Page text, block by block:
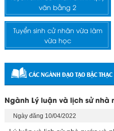
văn bằng 2
Tuyển sinh cử nhân vừa làm
vừa học
CÁC NGÀNH ĐẠO TẠO BẬC THẠC
Ngành Lý luận và lịch sử
Ngày đăng 10/04/2022